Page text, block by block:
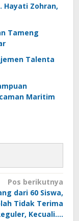
Hayati Zohran,
Tameng
Talenta
Maritim
Pos berikutnya
dari 60 Siswa,
Tidak Terima
Kecuali….